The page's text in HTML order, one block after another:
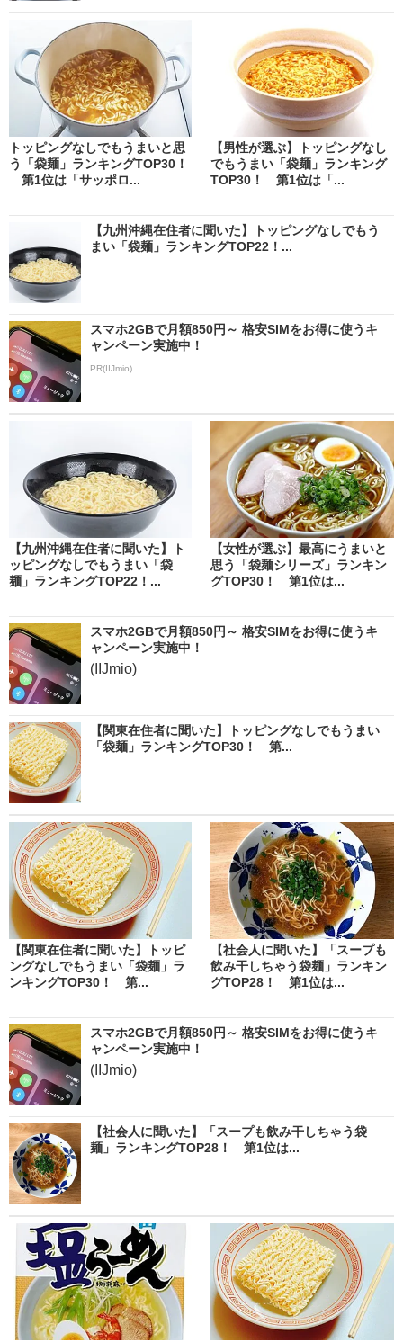
トッピングなしでもうまいと思
う「袋麺」ランキングTOP30！
第1位は「サッポロ...
【男性が選ぶ】トッピングなし
でもうまい「袋麺」ランキング
TOP30！ 第1位は「...
【九州沖縄在住者に聞いた】トッピングなしでもう
まい「袋麺」ランキングTOP22！...
スマホ2GBで月額850円～ 格安SIMをお得に使うキ
ャンペーン実施中！
PR(IIJmio)
【九州沖縄在住者に聞いた】ト
ッピングなしでもうまい「袋
麺」ランキングTOP22！...
【女性が選ぶ】最高にうまいと
思う「袋麺シリーズ」ランキン
グTOP30！ 第1位は...
スマホ2GBで月額850円～ 格安SIMをお得に使うキ
ャンペーン実施中！
(IIJmio)
【関東在住者に聞いた】トッピングなしでもうまい
「袋麺」ランキングTOP30！ 第...
【関東在住者に聞いた】トッピ
ングなしでもうまい「袋麺」ラ
ンキングTOP30！ 第...
【社会人に聞いた】「スープも
飲み干しちゃう袋麺」ランキン
グTOP28！ 第1位は...
スマホ2GBで月額850円～ 格安SIMをお得に使うキ
ャンペーン実施中！
(IIJmio)
【社会人に聞いた】「スープも飲み干しちゃう袋
麺」ランキングTOP28！ 第1位は...